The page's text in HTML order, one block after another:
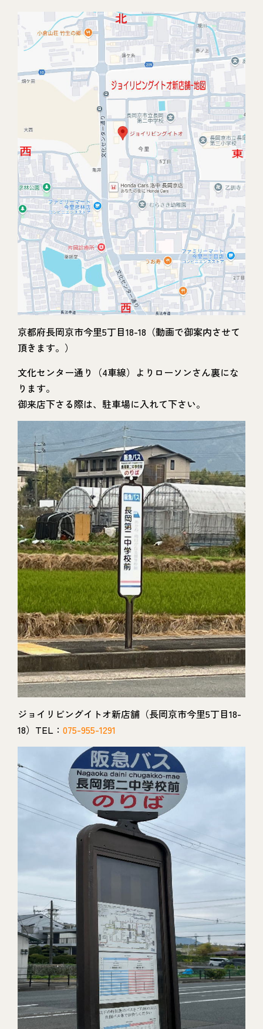
京都府長岡京市今里5丁目18-18（動画で御案内させて
頂きます。）
文化センター通り（4車線）よりローソンさん裏にな
ります。
御来店下さる際は、駐車場に入れて下さい。
ジョイリビングイトオ新店舗（長岡京市今里5丁目18-
18）TEL： 075-955-1291